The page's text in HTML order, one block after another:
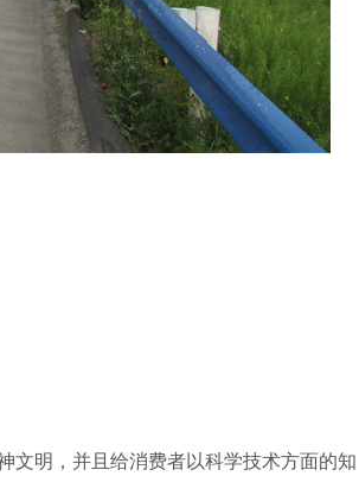
文明，并且给消费者以科学技术方面的知